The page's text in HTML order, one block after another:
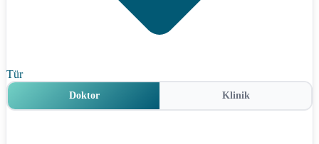
Tür
Doktor Klinik